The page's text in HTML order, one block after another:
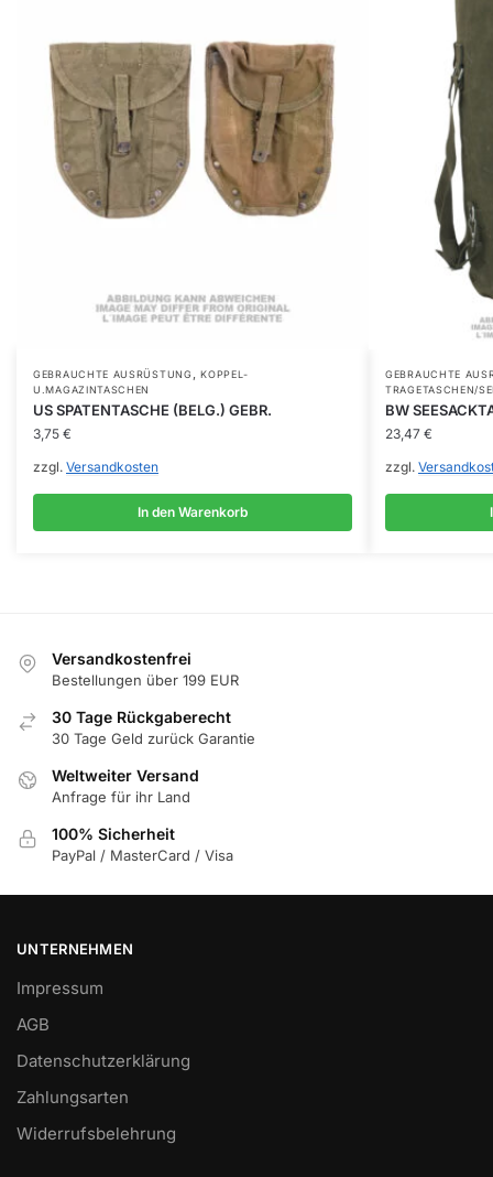
GEBRAUCHTE AUSRÜSTUNG,KOPPEL-
U.MAGAZINTASCHEN
US SPATENTASCHE (BELG.) GEBR.
3,75 €
zzgl. Versandkosten
In den Warenkorb
GEBRAUCHTE
TRAGETASCHEN/
BW
23,47 €
zzgl.
Versandkostenfrei
Bestellungen über 199 EUR
30 Tage Rückgaberecht
30 Tage Geld zurück Garantie
Weltweiter Versand
Anfrage für ihr Land
100% Sicherheit
PayPal / MasterCard / Visa
UNTERNEHMEN
Impressum
AGB
Datenschutzerklärung
Zahlungsarten
Widerrufsbelehrung